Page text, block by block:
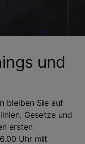
und
bleiben Sie auf
Gesetze und
ersten
Uhr mit